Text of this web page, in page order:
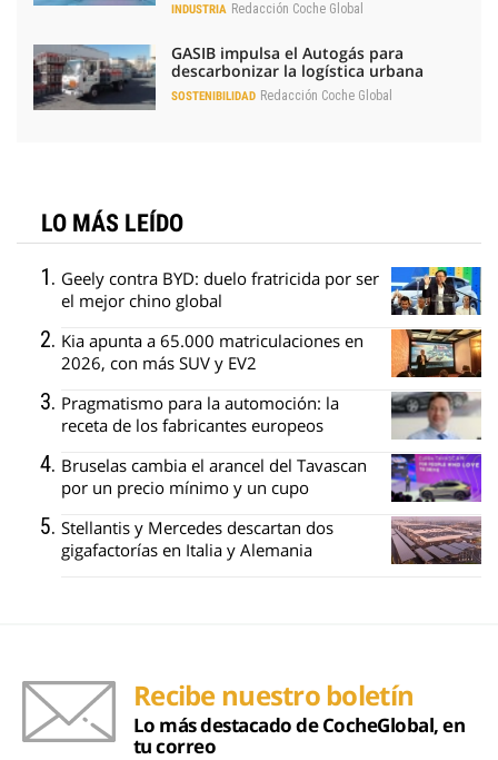
INDUSTRIA Redacción Coche Global
GASIB impulsa el Autogás para
descarbonizar la logística urbana
SOSTENIBILIDAD Redacción Coche Global
LO MÁS LEÍDO
Geely contra BYD: duelo fratricida por ser
el mejor chino global
Kia apunta a 65.000 matriculaciones en
2026, con más SUV y EV2
Pragmatismo para la automoción: la
receta de los fabricantes europeos
Bruselas cambia el arancel del Tavascan
por un precio mínimo y un cupo
Stellantis y Mercedes descartan dos
gigafactorías en Italia y Alemania
Recibe nuestro boletín
Lo más destacado de CocheGlobal, en
tu correo